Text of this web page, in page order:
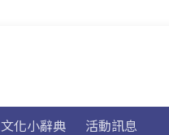
文化小辭典 活動訊息